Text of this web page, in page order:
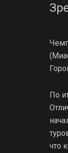
По
что